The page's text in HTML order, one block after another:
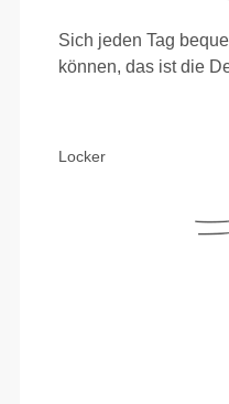
Sich jeden Tag
können, das ist die
Locker